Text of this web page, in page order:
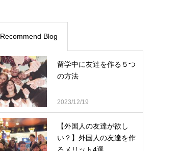
Recommend Blog
留学中に友達を作る５つ
の方法
2023/12/19
【外国人の友達が欲し
い？】外国人の友達を作